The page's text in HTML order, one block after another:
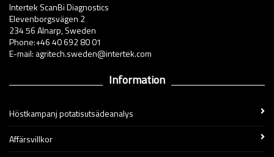
Intertek ScanBi Diagnostics
Elevenborgsvägen 2
234 56 Alnarp, Sweden
Phone:+46 40 692 80 01
E-mail: agritech.sweden@intertek.com
Information
Höstkampanj potatisutsädeanalys
Affärsvillkor